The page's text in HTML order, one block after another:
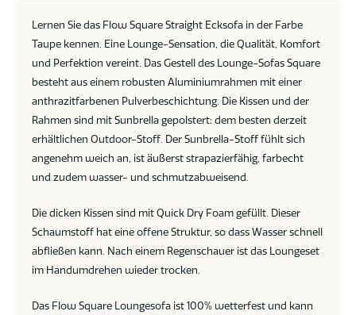
Lernen Sie das Flow Square Straight Ecksofa in der Farbe
Taupe kennen. Eine Lounge-Sensation, die Qualität, Komfort
und Perfektion vereint. Das Gestell des Lounge-Sofas Square
besteht aus einem robusten Aluminiumrahmen mit einer
anthrazitfarbenen Pulverbeschichtung. Die Kissen und der
Rahmen sind mit Sunbrella gepolstert: dem besten derzeit
erhältlichen Outdoor-Stoff. Der Sunbrella-Stoff fühlt sich
angenehm weich an, ist äußerst strapazierfähig, farbecht
und zudem wasser- und schmutzabweisend.
Die dicken Kissen sind mit Quick Dry Foam gefüllt. Dieser
Schaumstoff hat eine offene Struktur, so dass Wasser schnell
abfließen kann. Nach einem Regenschauer ist das Loungeset
im Handumdrehen wieder trocken.
Das Flow Square Loungesofa ist 100% wetterfest und kann